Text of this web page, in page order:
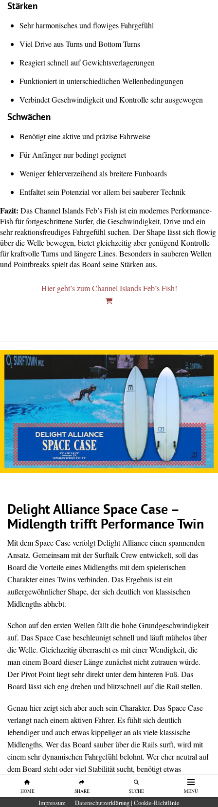
HOME SHARE SUCHE MENÜ
Stärken
Sehr harmonisches und flowiges Fahrgefühl
Viel Drive aus Turns und Bottom Turns
Reagiert schnell auf Gewichtsverlagerungen
Funktioniert in unterschiedlichen Wellenbedingungen
Verbindet Geschwindigkeit und Kontrolle sehr ausgewogen
Schwächen
Benötigt eine aktive und präzise Fahrweise
Für Anfänger nur bedingt geeignet
Weniger fehlerverzeihend als breitere Funboards
Entfaltet sein Potenzial vor allem bei sauberer Technik
Fazit: Das Channel Islands Feb’s Fish ist ein modernes Performance-
Fish für fortgeschrittene Surfer, die Geschwindigkeit, Drive und ein
sehr reaktionsfreudiges Fahrgefühl suchen. Der Shape lässt sich flowig
über die Welle bewegen, bietet gleichzeitig aber genügend Kontrolle
für kraftvolle Turns und längere Lines. Besonders in sauberen Wellen
und Pointbreaks spielt das Board seine Stärken aus.
Hier geht’s zum Channel Islands Feb’s Fish!
Delight Alliance Space Case –
Midlength trifft Performance Twin
Mit dem Space Case verfolgt Delight Alliance einen spannenden
Ansatz. Gemeinsam mit der Surftalk Crew entwickelt, soll das
Board die Vorteile eines Midlengths mit dem spielerischen
Charakter eines Twins verbinden. Das Ergebnis ist ein
außergewöhnlicher Shape, der sich deutlich von klassischen
Midlengths abhebt.
Schon auf den ersten Wellen fällt die hohe Grundgeschwindigkeit
auf. Das Space Case beschleunigt schnell und läuft mühelos über
die Welle. Gleichzeitig überrascht es mit einer Wendigkeit, die
man einem Board dieser Länge zunächst nicht zutrauen würde.
Der Pivot Point liegt sehr direkt unter dem hinteren Fuß. Das
Board lässt sich eng drehen und blitzschnell auf die Rail stellen.
Genau hier zeigt sich aber auch sein Charakter. Das Space Case
verlangt nach einem aktiven Fahrer. Es fühlt sich deutlich
lebendiger und auch etwas kippeliger an als viele klassische
Midlengths. Wer das Board sauber über die Rails surft, wird mit
einem sehr dynamischen Fahrgefühl belohnt. Wer eher neutral auf
dem Board steht oder viel Stabilität sucht, benötigt etwas
Eingewöhnungszeit.
Durch das variable 2+1 Finnen Setup bietet das Space Case
Impressum Datenschutzerklärung | Cookie-Richtlinie